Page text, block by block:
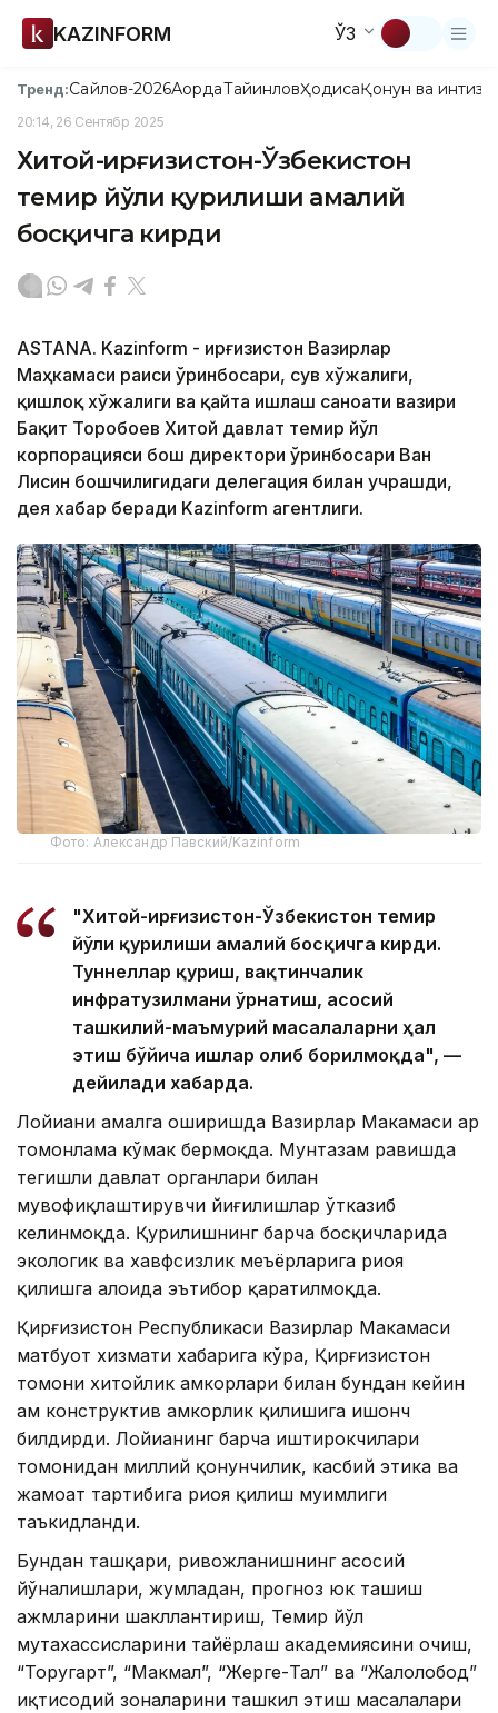
KAZINFORM ЎЗ
Тренд:Сайлов-2026АқордаТайинловҲодисаҚонун ва
20:14, 26 Сентябр 2025
Хитой-Қирғизистон-Ўзбекистон
темир йўли қурилиши амалий
босқичга кирди
ASTANA. Kazinform - Қирғизистон Вазирлар
Маҳкамаси раиси ўринбосари, сув хўжалиги,
қишлоқ хўжалиги ва қайта ишлаш саноати вазири
Бақит Торобоев Хитой давлат темир йўл
корпорацияси бош директори ўринбосари Ван
Лисин бошчилигидаги делегация билан учрашди,
дея хабар беради Kazinform агентлиги.
Фото: Александр Павский/Kazinform
"Хитой-Қирғизистон-Ўзбекистон темир
йўли қурилиши амалий босқичга кирди.
Туннеллар қуриш, вақтинчалик
инфратузилмани ўрнатиш, асосий
ташкилий-маъмурий масалаларни ҳал
этиш бўйича ишлар олиб борилмоқда", —
дейилади хабарда.
Лойиҳани амалга оширишда Вазирлар Маҳкамаси ҳар
томонлама кўмак бермоқда. Мунтазам равишда
тегишли давлат органлари билан
мувофиқлаштирувчи йиғилишлар ўтказиб
келинмоқда. Қурилишнинг барча босқичларида
экологик ва хавфсизлик меъёрларига риоя
қилишга алоҳида эътибор қаратилмоқда.
Қирғизистон Республикаси Вазирлар Маҳкамаси
матбуот хизмати хабарига кўра, Қирғизистон
томони хитойлик ҳамкорлари билан бундан кейин
ҳам конструктив ҳамкорлик қилишига ишонч
билдирди. Лойиҳанинг барча иштирокчилари
томонидан миллий қонунчилик, касбий этика ва
жамоат тартибига риоя қилиш муҳимлиги
таъкидланди.
Бундан ташқари, ривожланишнинг асосий
йўналишлари, жумладан, прогноз юк ташиш
ҳажмларини шакллантириш, Темир йўл
мутахассисларини тайёрлаш академиясини очиш,
“Торугарт”, “Макмал”, “Жерге-Тал” ва “Жалолобод”
иқтисодий зоналарини ташкил этиш масалалари